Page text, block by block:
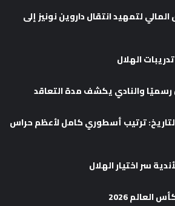
لتمهيد انتقال داروين نونيز إلى
الهلال
رسميًا والنادي يكشف مدة التعاقد
في التاريخ: ترتيب أسطوري كامل لأعظم حراس
سر اختيار الهلال